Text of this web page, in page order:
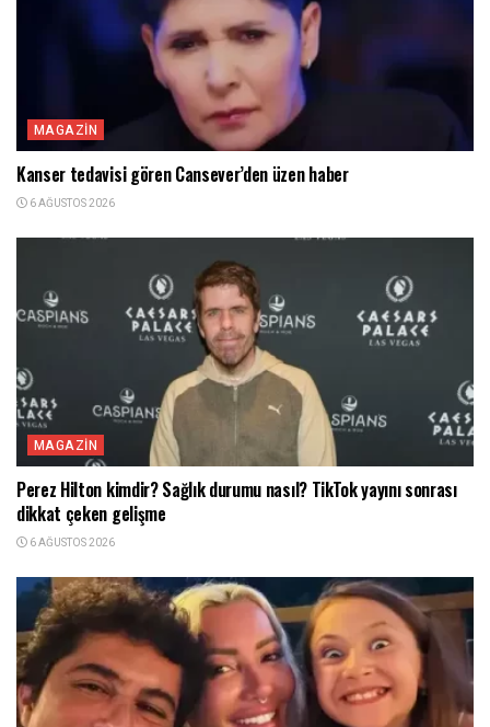
MAGAZIN
Kanser tedavisi gören Cansever’den üzen haber
6 AĞUSTOS 2026
MAGAZIN
Perez Hilton kimdir? Sağlık durumu nasıl? TikTok yayını sonrası
dikkat çeken gelişme
6 AĞUSTOS 2026